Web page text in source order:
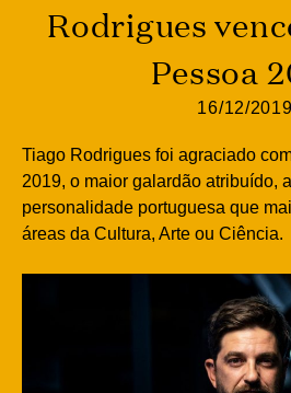
Rodrigues
Pessoa
16/12/2019
Tiago Rodrigues foi agraciado
2019, o maior galardão atribuído,
personalidade portuguesa que
áreas da Cultura, Arte ou Ciência.